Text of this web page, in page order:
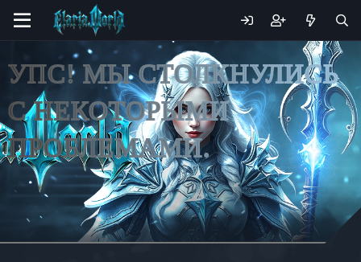
УПС! МЫ СТОЛКНУЛИСЬ
С НЕКОТОРЫМИ
ПРОБЛЕМАМИ.